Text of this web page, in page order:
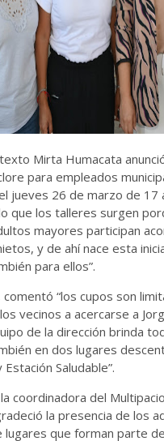
Mirta Humacata
para empleados
jueves 26 de marzo de 17
que los talleres surgen
mayores participan
y de ahí nace esta
para ellos”.
“los cupos son
vecinos a acercarse a
de la dirección brinda
en dos lugares
Saludable”.
coordinadora del
la presencia de los
que forman parte